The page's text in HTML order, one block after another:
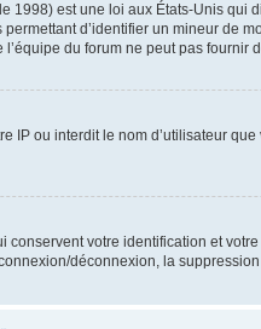
1998) est une loi aux États-Unis qui
d’identifier un mineur de
du forum ne peut pas
IP ou interdit le nom d’utilisateur
votre identification et
déconnexion, la